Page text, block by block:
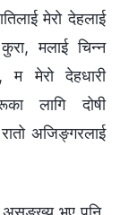
मेरो देहलाई
मलाई चिन्न
म मेरो देहधारी
लागि दोषी
अजिङ्गरलाई